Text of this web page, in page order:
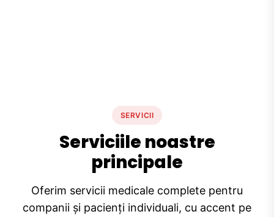
SERVICII
Serviciile noastre
principale
Oferim servicii medicale complete pentru
companii și pacienți individuali, cu accent pe